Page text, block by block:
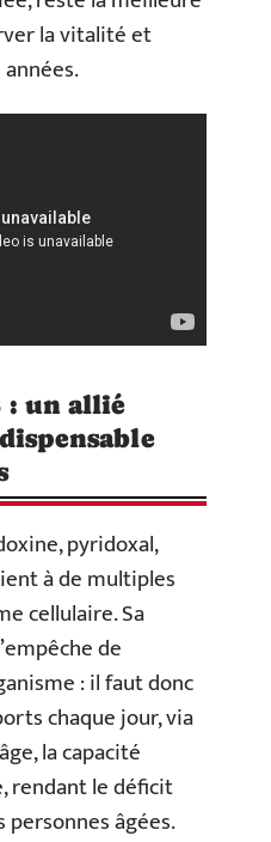
la vitalité et
: un allié
pyridoxal,
à de multiples
cellulaire. Sa
de
: il faut donc
chaque jour, via
la capacité
rendant le déficit
âgées.